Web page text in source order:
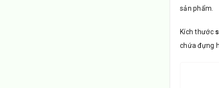
sản phẩm.
Kích thước
chứa đựng